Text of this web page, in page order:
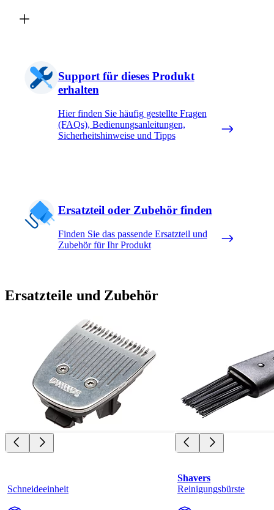
Support für dieses Produkt
erhalten
Hier finden Sie häufig gestellte Fragen
(FAQs), Bedienungsanleitungen,
Sicherheitshinweise und Tipps
Ersatzteil oder Zubehör finden
Finden Sie das passende Ersatzteil und
Zubehör für Ihr Produkt
Ersatzteile und Zubehör
Schneideeinheit
Shavers
Reinigungsbürste